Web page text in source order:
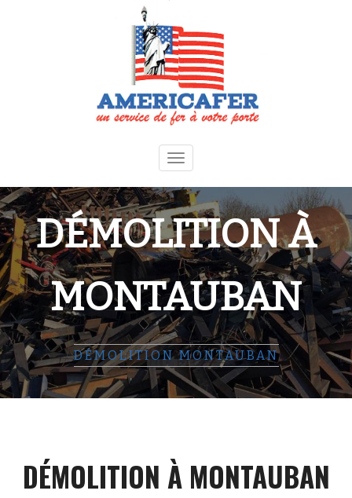
Toggle
navigation
DÉMOLITION À
MONTAUBAN
DÉMOLITION MONTAUBAN
DÉMOLITION À MONTAUBAN